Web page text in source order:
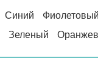
Синий
Фиолетовый
Зеленый